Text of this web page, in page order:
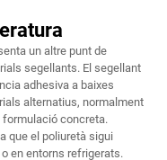
un altre punt de
segellants. El segellant
adhesiva a baixes
alternatius, normalment
formulació concreta.
que el poliuretà sigui
en entorns refrigerats.